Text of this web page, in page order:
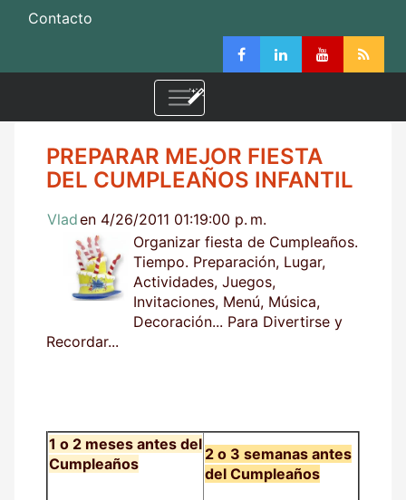
Contacto
PREPARAR MEJOR FIESTA
DEL CUMPLEAÑOS INFANTIL
Vladen 4/26/2011 01:19:00 p. m.
Organizar fiesta de Cumpleaños.
Tiempo. Preparación, Lugar,
Actividades, Juegos,
Invitaciones, Menú, Música,
Decoración... Para Divertirse y
Recordar...
1 o 2 meses antes del
Cumpleaños
2 o 3 semanas antes
del Cumpleaños